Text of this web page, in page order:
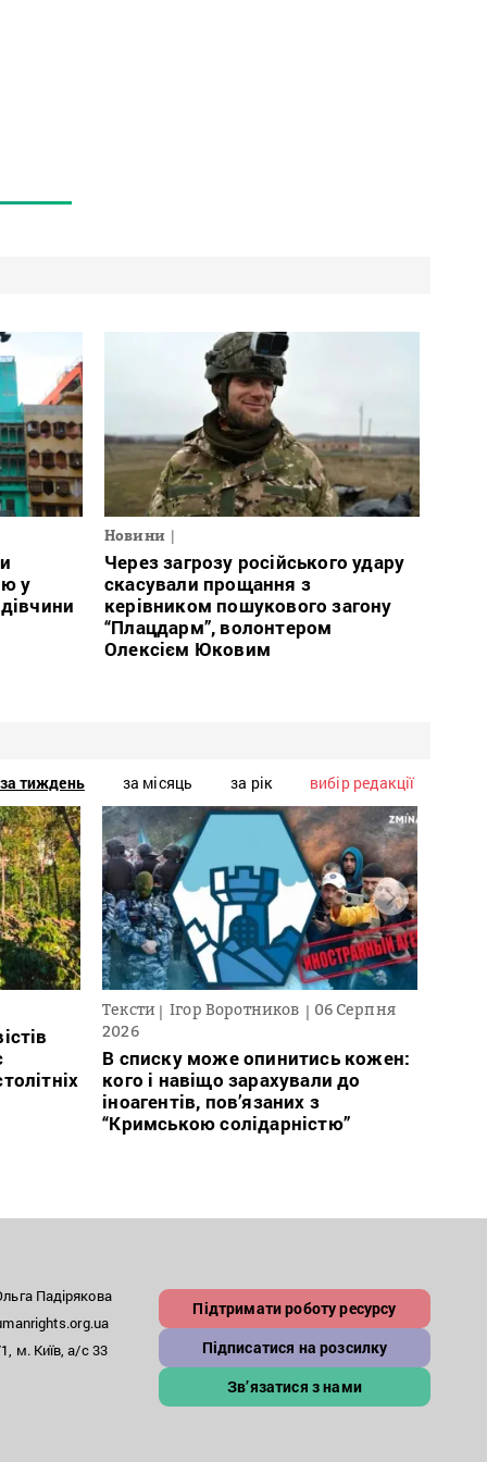
у
Новини
Через загрозу російського удару
скасували прощання з
керівником пошукового загону
“Плацдарм”, волонтером
Олексієм Юковим
за тиждень за місяць за рік вибір редакції
Тексти Ігор Воротников
06 Серпня
2026
В списку може опинитись кожен:
кого і навіщо зарахували до
іноагентів, пов’язаних з
“Кримською солідарністю”
Падірякова
м. Київ, а/с 33
Підтримати роботу ресурсу
Підписатися на розсилку
Зв’язатися з нами